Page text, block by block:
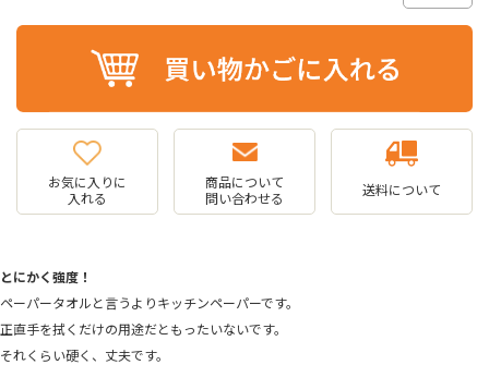
お気に入りに
入れる
商品について
問い合わせる
送料について
とにかく強度！
ペーパータオルと言うよりキッチンペーパーです。
正直手を拭くだけの用途だともったいないです。
それくらい硬く、丈夫です。